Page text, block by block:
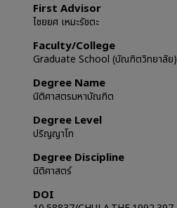
First Advisor
ไชยยศ เหมะรัชตะ
Faculty/College
Graduate School (บัณฑิตวิทยาลัย)
Degree Name
นิติศาสตรมหาบัณฑิต
Degree Level
ปริญญาโท
Degree Discipline
นิติศาสตร์
DOI